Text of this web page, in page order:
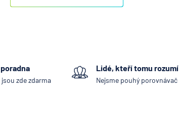
zde zdarma
Lidé, kteří tomu rozumí
Nejsme pouhý porovnávač